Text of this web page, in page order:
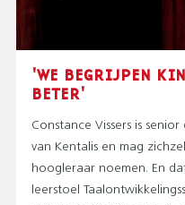
'WE BEGRIJPEN
BETER'
Constance Vissers is
van Kentalis en mag
hoogleraar noemen. En
leerstoel